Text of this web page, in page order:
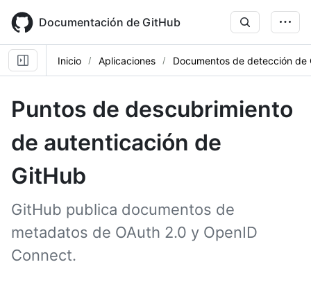
main
content
Documentación de GitHub
Inicio Aplicaciones Documentos de detección de
Puntos de descubrimiento
de autenticación de
GitHub
GitHub publica documentos de
metadatos de OAuth 2.0 y OpenID
Connect.